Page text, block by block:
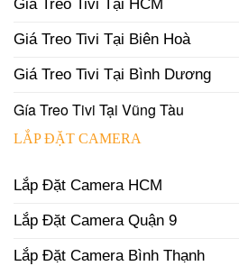
Giá Treo Tivi Tại HCM
Giá Treo Tivi Tại Biên Hoà
Giá Treo Tivi Tại Bình Dương
Gía Treo Tivi Tại Vũng Tàu
LẮP ĐẶT CAMERA
Lắp Đặt Camera HCM
Lắp Đặt Camera Quận 9
Lắp Đặt Camera Bình Thạnh